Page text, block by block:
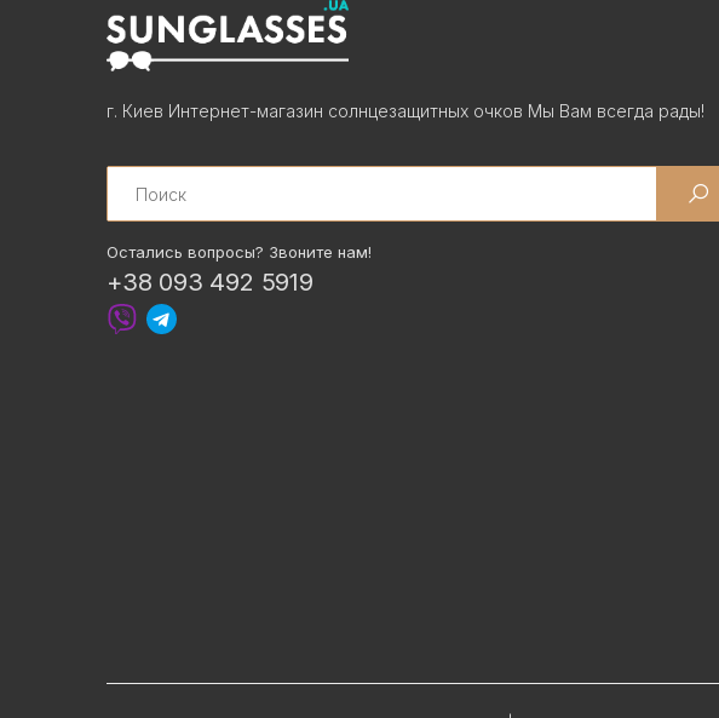
г. Киев Интернет-магазин солнцезащитных очков Мы Вам всегда рады!
Search
Остались вопросы? Звоните нам!
+38 093 492 5919